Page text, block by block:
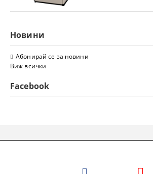
Новини
Абонирай се за новини
Виж всички
Facebook